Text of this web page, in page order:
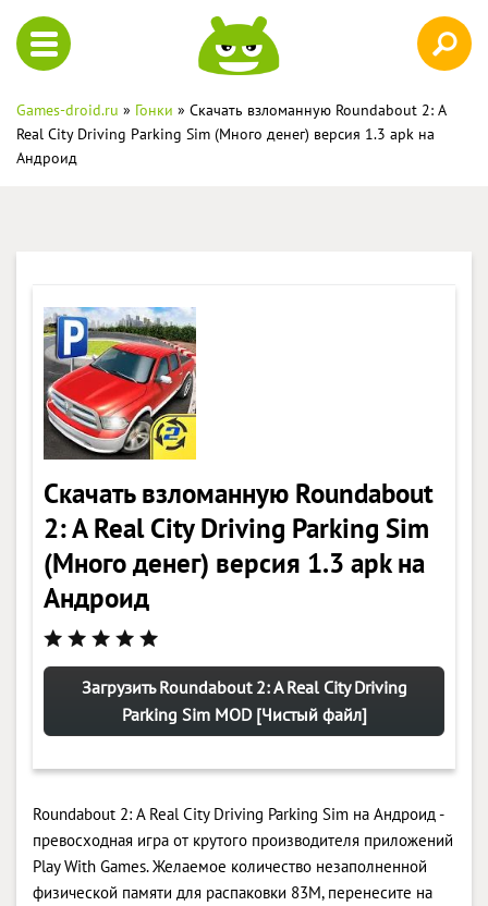
Games-droid.ru » Гонки » Скачать взломанную Roundabout 2: A
Real City Driving Parking Sim (Много денег) версия 1.3 apk на
Андроид
Скачать взломанную Roundabout
2: A Real City Driving Parking Sim
(Много денег) версия 1.3 apk на
Андроид
Загрузить Roundabout 2: A Real City Driving
Parking Sim MOD [Чистый файл]
Roundabout 2: A Real City Driving Parking Sim на Андроид -
превосходная игра от крутого производителя приложений
Play With Games. Желаемое количество незаполненной
физической памяти для распаковки 83M, перенесите на